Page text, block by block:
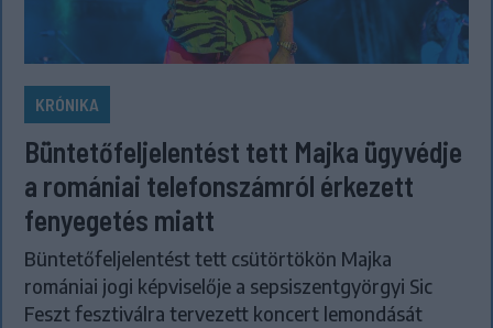
KRÓNIKA
Büntetőfeljelentést tett Majka ügyvédje
a romániai telefonszámról érkezett
fenyegetés miatt
Büntetőfeljelentést tett csütörtökön Majka
romániai jogi képviselője a sepsiszentgyörgyi Sic
Feszt fesztiválra tervezett koncert lemondását